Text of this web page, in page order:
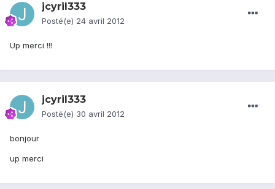
jcyril333
Posté(e) 24 avril 2012
Up merci !!!
jcyril333
Posté(e) 30 avril 2012
bonjour
up merci